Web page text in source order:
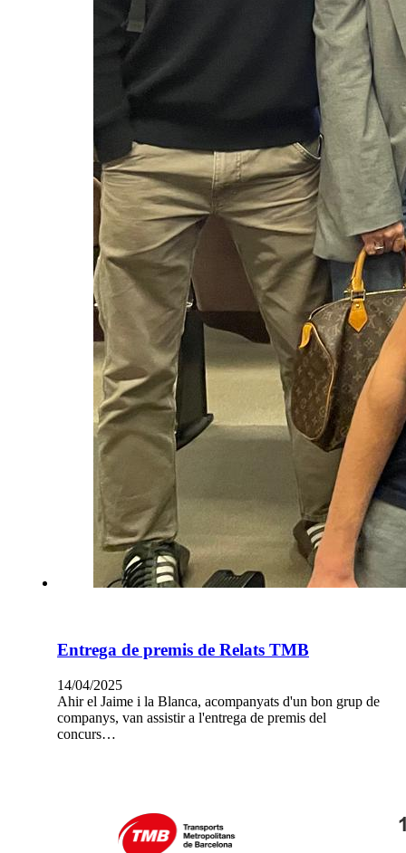
Entrega de premis de Relats TMB
14/04/2025
Ahir el Jaime i la Blanca, acompanyats d'un bon grup de
companys, van assistir a l'entrega de premis del
concurs…